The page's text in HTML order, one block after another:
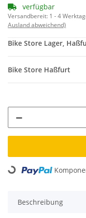
verfügbar
Versandbereit: 1 - 4
Ausland abweichend)
Bike Store Lager,
Bike Store Haßfurt
Loading...
Beschreibung